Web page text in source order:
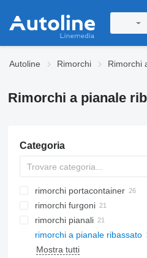
Autoline Rimorchi Rimorchi
Rimorchi a pianale
Categoria
rimorchi portacontainer
rimorchi furgoni
rimorchi pianali
rimorchi a pianale ribassato
Mostra tutti